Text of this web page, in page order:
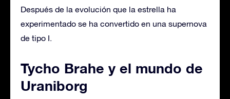
Después de la evolución que la estrella ha
experimentado se ha convertido en una supernova
de tipo I.
Tycho Brahe y el mundo de
Uraniborg